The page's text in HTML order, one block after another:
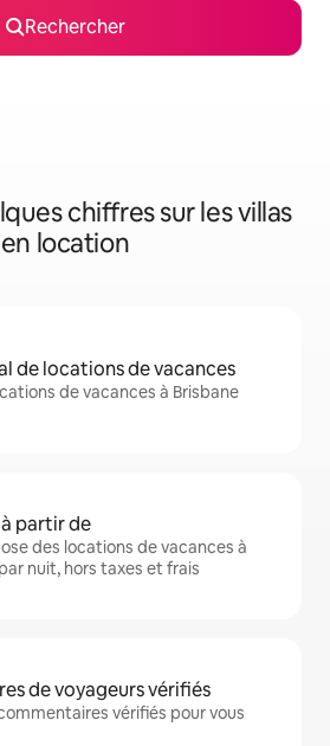
Rechercher
chiffres sur les villas
en location
de locations de vacances
de vacances à Brisbane
partir de
des locations de vacances à
nuit, hors taxes et frais
de voyageurs vérifiés
vérifiés pour vous